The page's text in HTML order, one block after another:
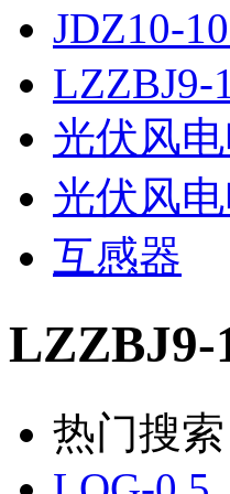
JDZ10-
LZZBJ9-
光伏风
光伏风
互感器
LZZBJ9-
热门搜索